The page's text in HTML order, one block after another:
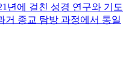
년에 걸친 성경 연구와 기도
거 종교 탐방 과정에서 통일